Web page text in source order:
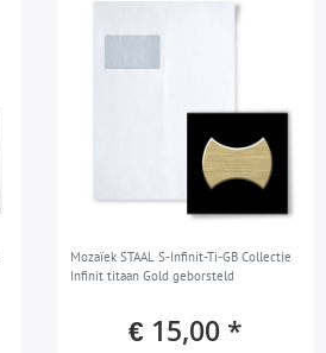
Mozaïek STAAL S-Infinit-Ti-GB Collectie
Infinit titaan Gold geborsteld
€ 15,00 *